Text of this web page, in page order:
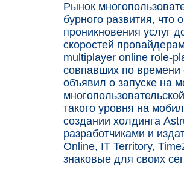
Рынок
бурного развития,
проникновения услуг
скоростей
multiplayer online role-
совпавших по
объявил о запуске на
такого уровня на
создании холдинга
разработчиками и
Online, IT Territory,
знаковые для своих